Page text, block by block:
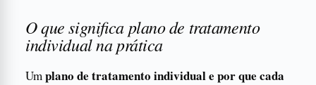
O que significa plano de tratamento
individual na prática
Umplano de tratamento individual e por que cada